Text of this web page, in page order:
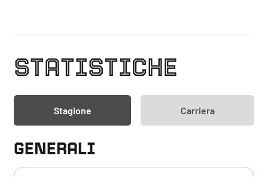
STATISTICHE
Stagione Carriera
GENERALI